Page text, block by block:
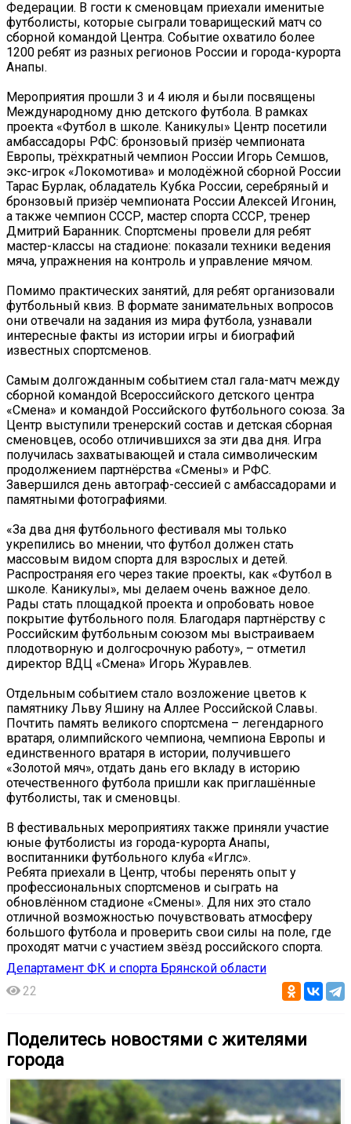
Федерации. В гости к сменовцам приехали именитые
футболисты, которые сыграли товарищеский матч со
сборной командой Центра. Событие охватило более
1200 ребят из разных регионов России и города-курорта
Анапы.
Мероприятия прошли 3 и 4 июля и были посвящены
Международному дню детского футбола. В рамках
проекта «Футбол в школе. Каникулы» Центр посетили
амбассадоры РФС: бронзовый призёр чемпионата
Европы, трёхкратный чемпион России Игорь Семшов,
экс-игрок «Локомотива» и молодёжной сборной России
Тарас Бурлак, обладатель Кубка России, серебряный и
бронзовый призёр чемпионата России Алексей Игонин,
а также чемпион СССР, мастер спорта СССР, тренер
Дмитрий Баранник. Спортсмены провели для ребят
мастер-классы на стадионе: показали техники ведения
мяча, упражнения на контроль и управление мячом.
Помимо практических занятий, для ребят организовали
футбольный квиз. В формате занимательных вопросов
они отвечали на задания из мира футбола, узнавали
интересные факты из истории игры и биографий
известных спортсменов.
Самым долгожданным событием стал гала-матч между
сборной командой Всероссийского детского центра
«Смена» и командой Российского футбольного союза. За
Центр выступили тренерский состав и детская сборная
сменовцев, особо отличившихся за эти два дня. Игра
получилась захватывающей и стала символическим
продолжением партнёрства «Смены» и РФС.
Завершился день автограф-сессией с амбассадорами и
памятными фотографиями.
«За два дня футбольного фестиваля мы только
укрепились во мнении, что футбол должен стать
массовым видом спорта для взрослых и детей.
Распространяя его через такие проекты, как «Футбол в
школе. Каникулы», мы делаем очень важное дело.
Рады стать площадкой проекта и опробовать новое
покрытие футбольного поля. Благодаря партнёрству с
Российским футбольным союзом мы выстраиваем
плодотворную и долгосрочную работу», – отметил
директор ВДЦ «Смена» Игорь Журавлев.
Отдельным событием стало возложение цветов к
памятнику Льву Яшину на Аллее Российской Славы.
Почтить память великого спортсмена – легендарного
вратаря, олимпийского чемпиона, чемпиона Европы и
единственного вратаря в истории, получившего
«Золотой мяч», отдать дань его вкладу в историю
отечественного футбола пришли как приглашённые
футболисты, так и сменовцы.
В фестивальных мероприятиях также приняли участие
юные футболисты из города-курорта Анапы,
воспитанники футбольного клуба «Иглс».
Ребята приехали в Центр, чтобы перенять опыт у
профессиональных спортсменов и сыграть на
обновлённом стадионе «Смены». Для них это стало
отличной возможностью почувствовать атмосферу
большого футбола и проверить свои силы на поле, где
проходят матчи с участием звёзд российского спорта.
Департамент ФК и спорта Брянской области
22
Поделитесь новостями с жителями
города